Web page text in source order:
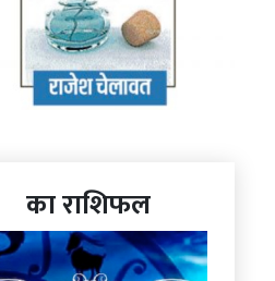
का राशिफल